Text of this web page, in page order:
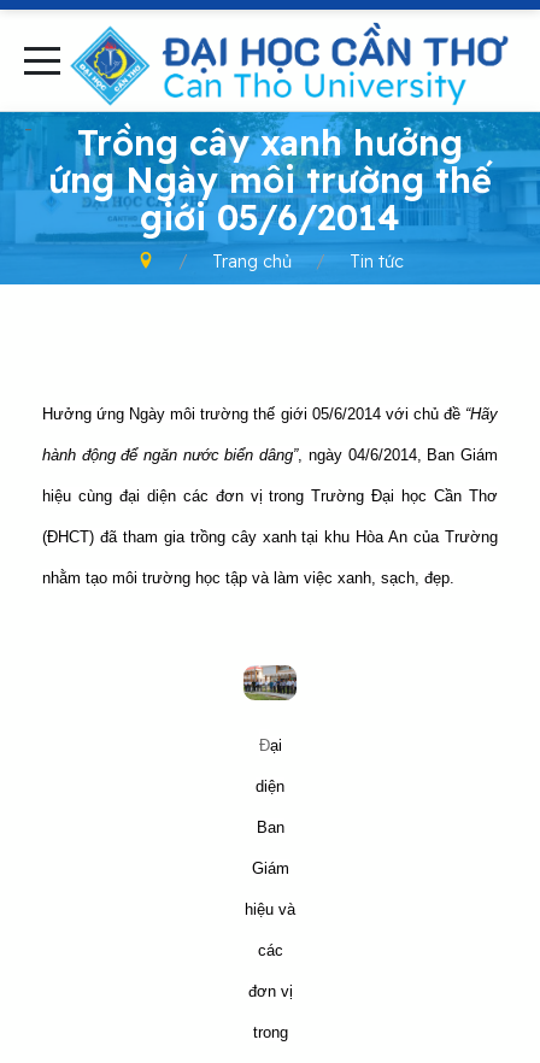
-
Trồng cây xanh hưởng
ứng Ngày môi trường thế
giới 05/6/2014
Trang chủ Tin tức
Hưởng ứng Ngày môi trường thế giới 05/6/2014 với chủ đề “Hãy
hành động để ngăn nước biển dâng”, ngày 04/6/2014, Ban Giám
hiệu cùng đại diện các đơn vị trong Trường Đại học Cần Thơ
(ĐHCT) đã tham gia trồng cây xanh tại khu Hòa An của Trường
nhằm tạo môi trường học tập và làm việc xanh, sạch, đẹp.
Đại
diện
Ban
Giám
hiệu và
các
đơn vị
trong